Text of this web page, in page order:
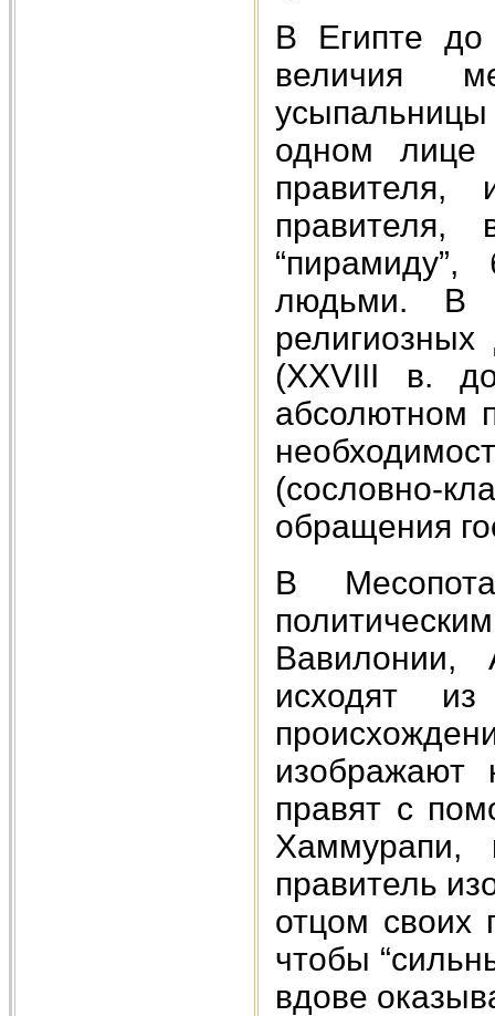
В Египте до
величия
одном лице
правителя,
правителя,
людьми. В
(XXVIII в.
абсолютном
(сословно-
обращения
В
Вавилонии,
исходят
изображают
правят с
правитель
отцом своих
чтобы
вдове